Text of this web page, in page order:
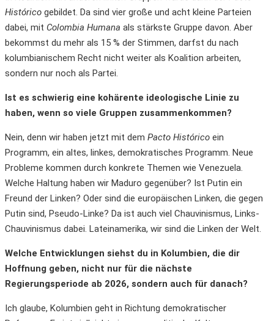
Histórico gebildet. Da sind vier große und acht kleine Parteien
dabei, mit Colombia Humana als stärkste Gruppe davon. Aber
bekommst du mehr als 15 % der Stimmen, darfst du nach
kolumbianischem Recht nicht weiter als Koalition arbeiten,
sondern nur noch als Partei.
Ist es schwierig eine kohärente ideologische Linie zu
haben, wenn so viele Gruppen zusammenkommen?
Nein, denn wir haben jetzt mit dem Pacto Histórico ein
Programm, ein altes, linkes, demokratisches Programm. Neue
Probleme kommen durch konkrete Themen wie Venezuela.
Welche Haltung haben wir Maduro gegenüber? Ist Putin ein
Freund der Linken? Oder sind die europäischen Linken, die gegen
Putin sind, Pseudo-Linke? Da ist auch viel Chauvinismus, Links-
Chauvinismus dabei. Lateinamerika, wir sind die Linken der Welt.
Welche Entwicklungen siehst du in Kolumbien, die dir
Hoffnung geben, nicht nur für die nächste
Regierungsperiode ab 2026, sondern auch für danach?
Ich glaube, Kolumbien geht in Richtung demokratischer